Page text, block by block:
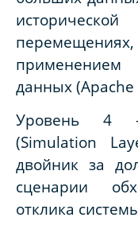
данных (Apache
Уровень 4 -
(Simulation
двойник за
сценарии
отклика